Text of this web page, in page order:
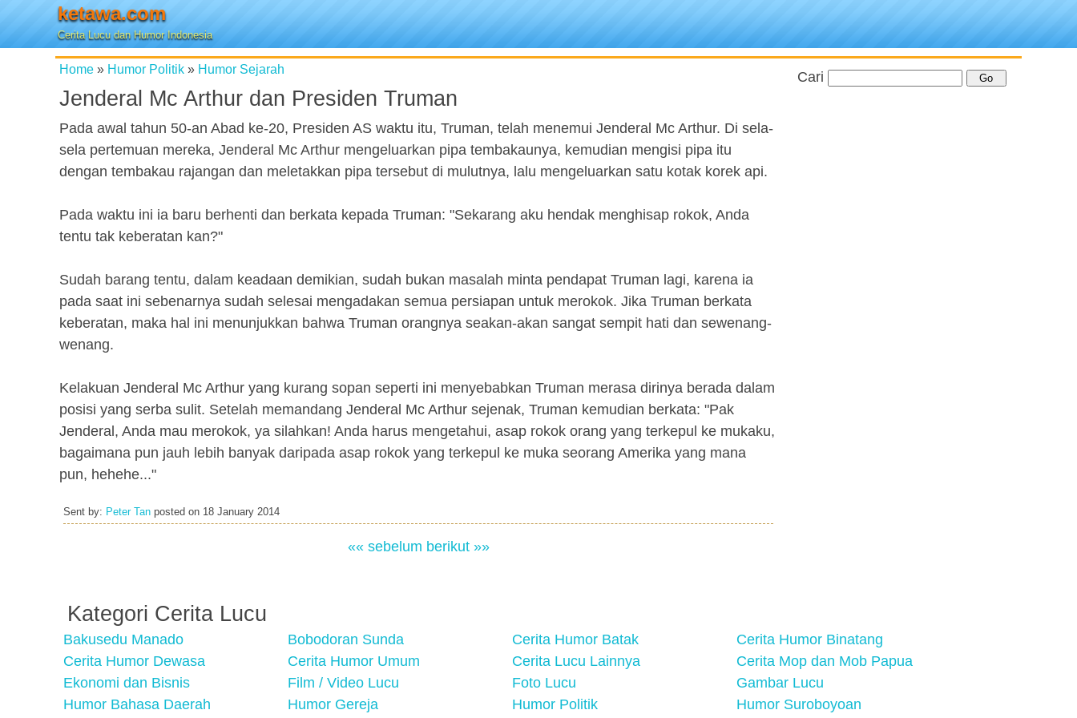
ketawa.com
Cerita Lucu dan Humor Indonesia
Home » Humor Politik » Humor Sejarah
Jenderal Mc Arthur dan Presiden Truman
Pada awal tahun 50-an Abad ke-20, Presiden AS waktu itu, Truman, telah menemui Jenderal Mc Arthur. Di sela-
sela pertemuan mereka, Jenderal Mc Arthur mengeluarkan pipa tembakaunya, kemudian mengisi pipa itu
dengan tembakau rajangan dan meletakkan pipa tersebut di mulutnya, lalu mengeluarkan satu kotak korek api.
Pada waktu ini ia baru berhenti dan berkata kepada Truman: "Sekarang aku hendak menghisap rokok, Anda
tentu tak keberatan kan?"
Sudah barang tentu, dalam keadaan demikian, sudah bukan masalah minta pendapat Truman lagi, karena ia
pada saat ini sebenarnya sudah selesai mengadakan semua persiapan untuk merokok. Jika Truman berkata
keberatan, maka hal ini menunjukkan bahwa Truman orangnya seakan-akan sangat sempit hati dan sewenang-
wenang.
Kelakuan Jenderal Mc Arthur yang kurang sopan seperti ini menyebabkan Truman merasa dirinya berada dalam
posisi yang serba sulit. Setelah memandang Jenderal Mc Arthur sejenak, Truman kemudian berkata: "Pak
Jenderal, Anda mau merokok, ya silahkan! Anda harus mengetahui, asap rokok orang yang terkepul ke mukaku,
bagaimana pun jauh lebih banyak daripada asap rokok yang terkepul ke muka seorang Amerika yang mana
pun, hehehe..."
Sent by: Peter Tan posted on 18 January 2014
«« sebelum berikut »»
Cari
Kategori Cerita Lucu
Bakusedu Manado Bobodoran Sunda Cerita Humor Batak
Cerita Humor Binatang
Cerita Humor Dewasa
Cerita Humor Umum Cerita Lucu Lainnya
Cerita Mop dan Mob Papua
Ekonomi dan Bisnis
Film / Video Lucu Foto Lucu
Gambar Lucu
Humor Bahasa Daerah
Humor Gereja Humor Politik Humor Suroboyoan